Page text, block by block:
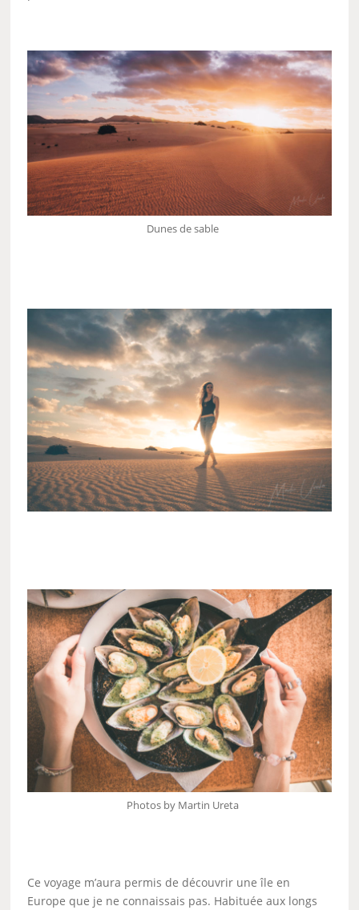
Dunes de sable
Photos by Martin Ureta
Ce voyage m’aura permis de découvrir une île en
Europe que je ne connaissais pas. Habituée aux longs